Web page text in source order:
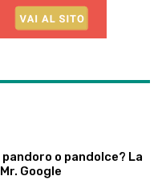
o pandolce? La
Google